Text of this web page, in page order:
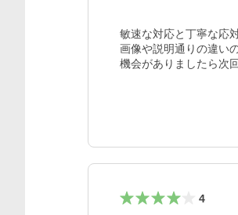
敏速な対応と丁寧な応
画像や説明通りの違い
機会がありましたら次
4